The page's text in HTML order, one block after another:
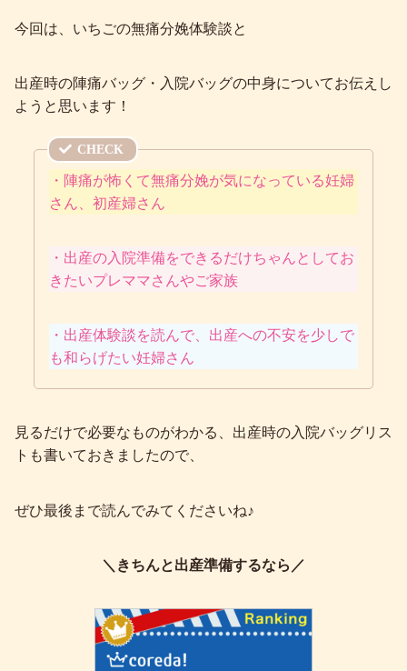
今回は、いちごの無痛分娩体験談と
出産時の陣痛バッグ・入院バッグの中身についてお伝えし
ようと思います！
・陣痛が怖くて無痛分娩が気になっている妊婦
さん、初産婦さん
・出産の入院準備をできるだけちゃんとしてお
きたいプレママさんやご家族
・出産体験談を読んで、出産への不安を少しで
も和らげたい妊婦さん
見るだけで必要なものがわかる、出産時の入院バッグリス
トも書いておきましたので、
ぜひ最後まで読んでみてくださいね♪
＼きちんと出産準備するなら／